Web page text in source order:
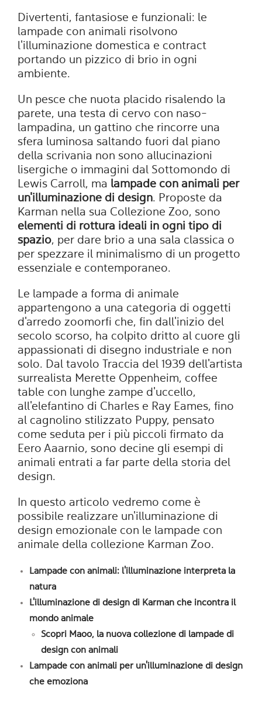
Divertenti, fantasiose e funzionali: le
lampade con animali risolvono
l'illuminazione domestica e contract
portando un pizzico di brio in ogni
ambiente.
Un pesce che nuota placido risalendo la
parete, una testa di cervo con naso-
lampadina, un gattino che rincorre una
sfera luminosa saltando fuori dal piano
della scrivania non sono allucinazioni
lisergiche o immagini dal Sottomondo di
Lewis Carroll, ma lampade con animali per
un'illuminazione di design. Proposte da
Karman nella sua Collezione Zoo, sono
elementi di rottura ideali in ogni tipo di
spazio, per dare brio a una sala classica o
per spezzare il minimalismo di un progetto
essenziale e contemporaneo.
Le lampade a forma di animale
appartengono a una categoria di oggetti
d'arredo zoomorfi che, fin dall'inizio del
secolo scorso, ha colpito dritto al cuore gli
appassionati di disegno industriale e non
solo. Dal tavolo Traccia del 1939 dell'artista
surrealista Merette Oppenheim, coffee
table con lunghe zampe d'uccello,
all'elefantino di Charles e Ray Eames, fino
al cagnolino stilizzato Puppy, pensato
come seduta per i più piccoli firmato da
Eero Aaarnio, sono decine gli esempi di
animali entrati a far parte della storia del
design.
In questo articolo vedremo come è
possibile realizzare un'illuminazione di
design emozionale con le lampade con
animale della collezione Karman Zoo.
Lampade con animali: l'illuminazione interpreta la
natura
L'illuminazione di design di Karman che incontra il
mondo animale
Scopri Maoo, la nuova collezione di lampade di
design con animali
Lampade con animali per un'illuminazione di design
che emoziona